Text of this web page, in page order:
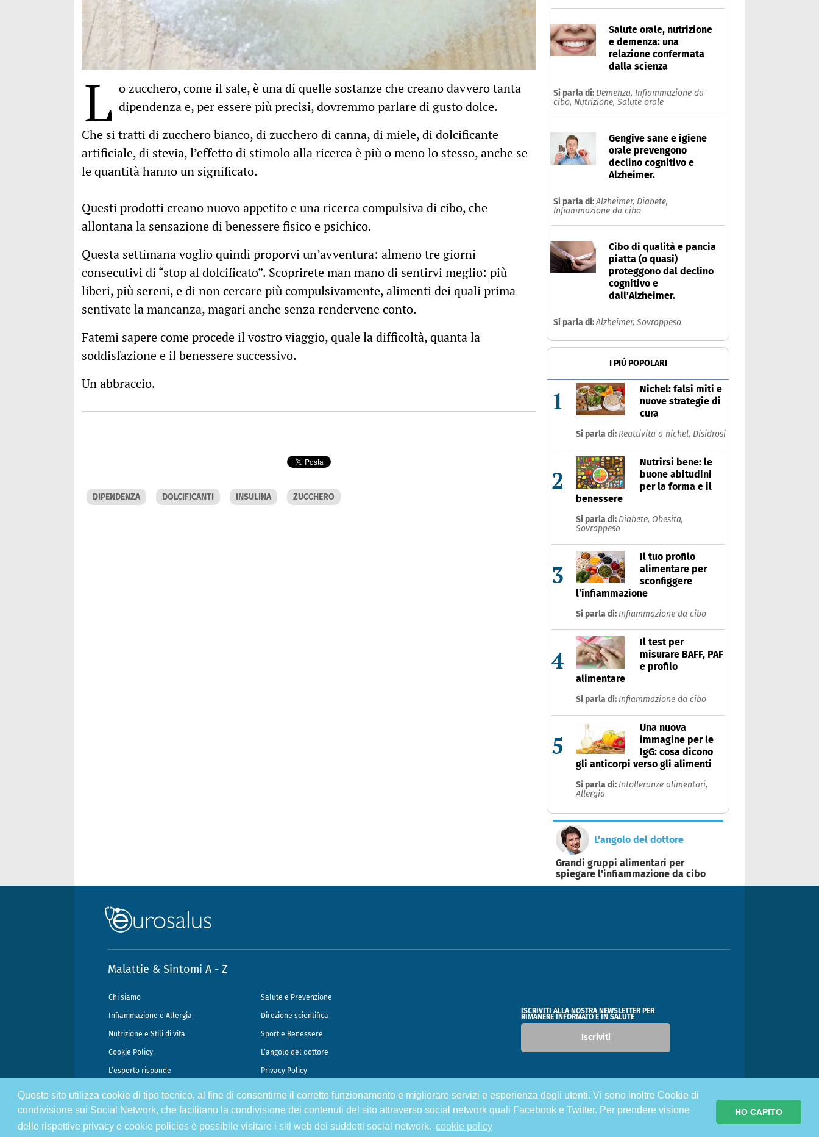
Questo sito utilizza cookie di tipo tecnico, al fine di consentirne il corretto funzionamento e migliorare servizi e esperienza degli utenti. Vi sono inoltre Cookie di
condivisione sui Social Network, che facilitano la condivisione dei contenuti del sito attraverso social network quali Facebook e Twitter. Per prendere visione
delle rispettive privacy e cookie policies è possibile visitare i siti web dei suddetti social network. cookie policy
HO CAPITO
L o zucchero, come il sale, è una di quelle sostanze che creano davvero tanta
dipendenza e, per essere più precisi, dovremmo parlare di gusto dolce.
Che si tratti di zucchero bianco, di zucchero di canna, di miele, di dolcificante
artificiale, di stevia, l’effetto di stimolo alla ricerca è più o meno lo stesso, anche se
le quantità hanno un significato.
Questi prodotti creano nuovo appetito e una ricerca compulsiva di cibo, che
allontana la sensazione di benessere fisico e psichico.
Questa settimana voglio quindi proporvi un’avventura: almeno tre giorni
consecutivi di “stop al dolcificato”. Scoprirete man mano di sentirvi meglio: più
liberi, più sereni, e di non cercare più compulsivamente, alimenti dei quali prima
sentivate la mancanza, magari anche senza rendervene conto.
Fatemi sapere come procede il vostro viaggio, quale la difficoltà, quanta la
soddisfazione e il benessere successivo.
Un abbraccio.
DIPENDENZA DOLCIFICANTI INSULINA ZUCCHERO
Salute orale, nutrizione
e demenza: una
relazione confermata
dalla scienza
Si parla di: Demenza, Infiammazione da
cibo, Nutrizione, Salute orale
Gengive sane e igiene
orale prevengono
declino cognitivo e
Alzheimer.
Si parla di:Alzheimer, Diabete,
Infiammazione da cibo
Cibo di qualità e pancia
piatta (o quasi)
proteggono dal declino
cognitivo e
dall’Alzheimer.
Si parla di:Alzheimer, Sovrappeso
I PIÚ POPOLARI
1
Nichel: falsi miti e
nuove strategie di
cura
Si parla di: Reattivita a nichel, Disidrosi
2
Nutrirsi bene: le
buone abitudini
per la forma e il
benessere
Si parla di: Diabete, Obesita,
Sovrappeso
3
Il tuo profilo
alimentare per
sconfiggere
l’infiammazione
Si parla di: Infiammazione da cibo
4
Il test per
misurare BAFF, PAF
e profilo
alimentare
Si parla di: Infiammazione da cibo
5
Una nuova
immagine per le
IgG: cosa dicono
gli anticorpi verso gli alimenti
Si parla di: Intolleranze alimentari,
Allergia
L'angolo del dottore
Grandi gruppi alimentari per
spiegare l'infiammazione da cibo
Malattie & Sintomi A - Z
Chi siamo Salute e Prevenzione
Infiammazione e Allergia Direzione scientifica
Nutrizione e Stili di vita Sport e Benessere
Cookie Policy L’angolo del dottore
L’esperto risponde Privacy Policy
ISCRIVITI ALLA NOSTRA NEWSLETTER PER
RIMANERE INFORMATO E IN SALUTE
Iscriviti
@2026 - Gek Srl, P.IVA 07333890965 - Direzione Scientifica Dottor Attilio Francesco Speciani